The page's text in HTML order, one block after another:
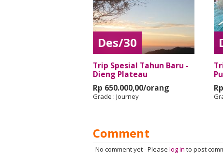
Des/30
Trip Spesial Tahun Baru -
Dieng Plateau
Rp 650.000,00/orang
Grade : Journey
Comment
No comment yet-Please log in to post